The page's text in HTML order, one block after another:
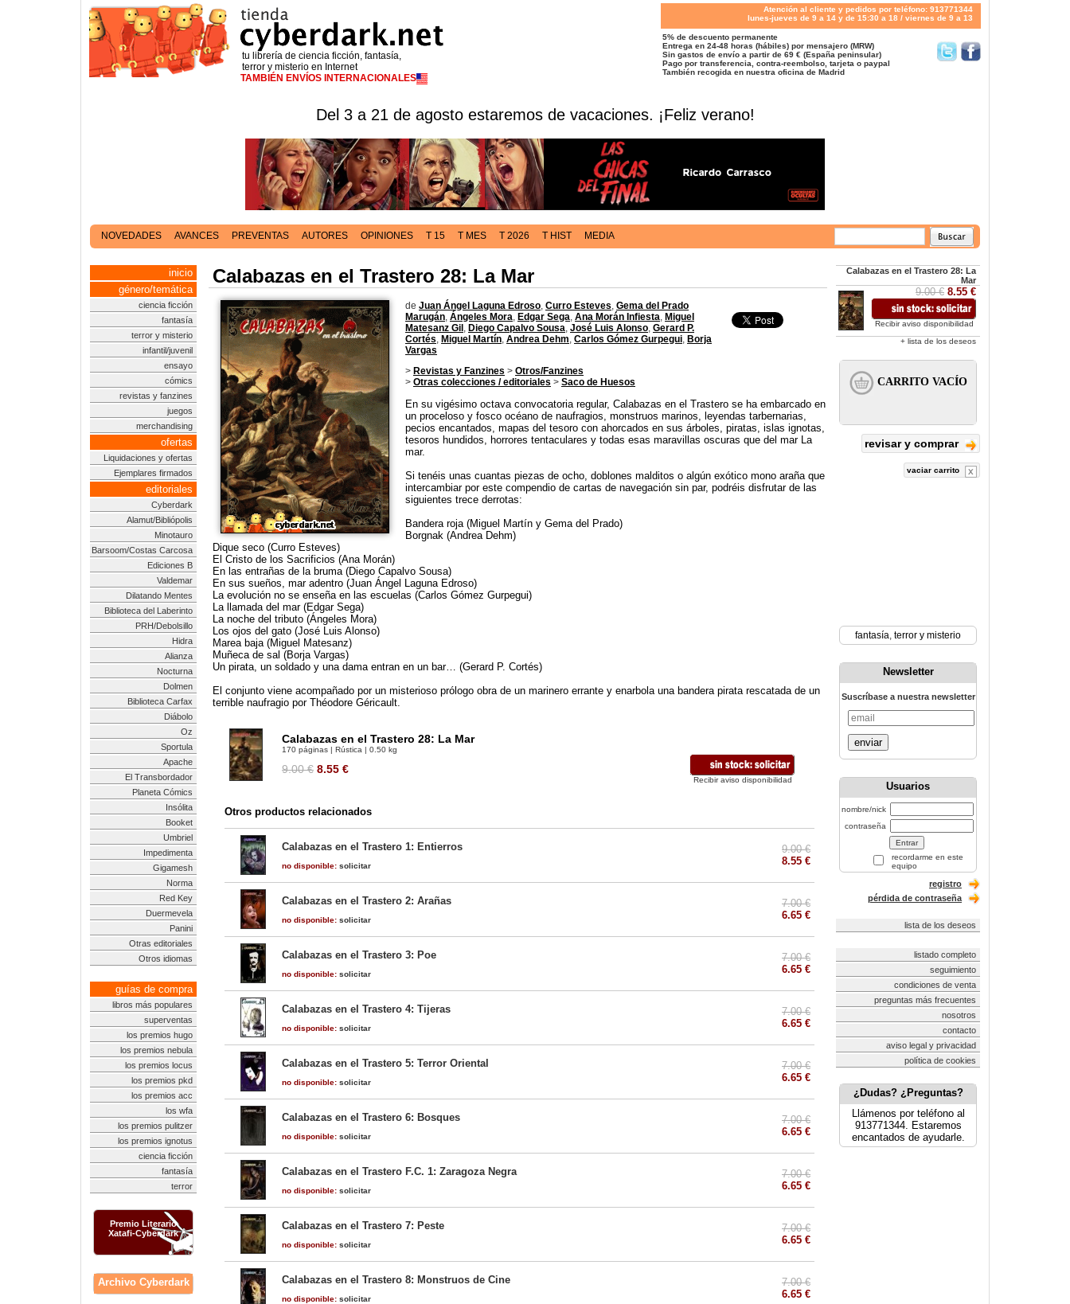
tu librería de ciencia ficción, fantasía,
terror y misterio en Internet
TAMBIÉN ENVÍOS INTERNACIONALES
Atención al cliente y pedidos por teléfono: 913771344
lunes-jueves de 9 a 14 y de 15:30 a 18 / viernes de 9 a 13
5% de descuento permanente
Entrega en 24-48 horas (hábiles) por mensajero (MRW)
Sin gastos de envío a partir de 69 € (España peninsular)
Pago por transferencia, contra-reembolso, tarjeta o paypal
También recogida en nuestra oficina de Madrid
Del 3 a 21 de agosto estaremos de vacaciones. ¡Feliz verano!
NOVEDADES AVANCES PREVENTAS AUTORES OPINIONES T 15 T MES T 2026 T HIST MEDIA
inicio
género/temática
ciencia ficción
fantasía
terror y misterio
infantil/juvenil
ensayo
cómics
revistas y fanzines
juegos
merchandising
ofertas
Liquidaciones y ofertas
Ejemplares firmados
editoriales
Cyberdark
Alamut/Bibliópolis
Minotauro
Barsoom/Costas Carcosa
Ediciones B
Valdemar
Dilatando Mentes
Biblioteca del Laberinto
PRH/Debolsillo
Hidra
Alianza
Nocturna
Dolmen
Biblioteca Carfax
Diábolo
Oz
Sportula
Apache
El Transbordador
Planeta Cómics
Insólita
Booket
Umbriel
Impedimenta
Gigamesh
Norma
Red Key
Duermevela
Panini
Otras editoriales
Otros idiomas
guías de compra
libros más populares
superventas
los premios hugo
los premios nebula
los premios locus
los premios pkd
los premios acc
los wfa
los premios pulitzer
los premios ignotus
ciencia ficción
fantasía
terror
Premio Literario
Xatafi-Cyberdark
Archivo Cyberdark
Calabazas en el Trastero 28: La Mar
de Juan Ángel Laguna Edroso, Curro Esteves, Gema del Prado
Marugán, Ángeles Mora, Edgar Sega, Ana Morán Infiesta, Miguel
Matesanz Gil , Diego Capalvo Sousa, José Luis Alonso, Gerard P.
Cortés, Miguel Martín, Andrea Dehm, Carlos Gómez Gurpegui, Borja
Vargas
> Revistas y Fanzines > Otros/Fanzines
> Otras colecciones / editoriales > Saco de Huesos
En su vigésimo octava convocatoria regular, Calabazas en el Trastero se ha embarcado en
un proceloso y fosco océano de naufragios, monstruos marinos, leyendas tarbernarias,
pecios encantados, mapas del tesoro con ahorcados en sus árboles, piratas, islas ignotas,
tesoros hundidos, horrores tentaculares y todas esas maravillas oscuras que del mar La
mar.
Si tenéis unas cuantas piezas de ocho, doblones malditos o algún exótico mono araña que
intercambiar por este compendio de cartas de navegación sin par, podréis disfrutar de las
siguientes trece derrotas:
Bandera roja (Miguel Martín y Gema del Prado)
Borgnak (Andrea Dehm)
Dique seco (Curro Esteves)
El Cristo de los Sacrificios (Ana Morán)
En las entrañas de la bruma (Diego Capalvo Sousa)
En sus sueños, mar adentro (Juan Ángel Laguna Edroso)
La evolución no se enseña en las escuelas (Carlos Gómez Gurpegui)
La llamada del mar (Edgar Sega)
La noche del tributo (Ángeles Mora)
Los ojos del gato (José Luis Alonso)
Marea baja (Miguel Matesanz)
Muñeca de sal (Borja Vargas)
Un pirata, un soldado y una dama entran en un bar… (Gerard P. Cortés)
El conjunto viene acompañado por un misterioso prólogo obra de un marinero errante y enarbola una bandera pirata rescatada de un
terrible naufragio por Théodore Géricault.
Calabazas en el Trastero 28: La Mar
170 páginas | Rústica | 0.50 kg
9.00 € 8.55 €
Recibir aviso disponibilidad
Otros productos relacionados
Calabazas en el Trastero 1: Entierros
no disponible: solicitar
9.00 €
8.55 €
Calabazas en el Trastero 2: Arañas
no disponible: solicitar
7.00 €
6.65 €
Calabazas en el Trastero 3: Poe
no disponible: solicitar
7.00 €
6.65 €
Calabazas en el Trastero 4: Tijeras
no disponible: solicitar
7.00 €
6.65 €
Calabazas en el Trastero 5: Terror Oriental
no disponible: solicitar
7.00 €
6.65 €
Calabazas en el Trastero 6: Bosques
no disponible: solicitar
7.00 €
6.65 €
Calabazas en el Trastero F.C. 1: Zaragoza Negra
no disponible: solicitar
7.00 €
6.65 €
Calabazas en el Trastero 7: Peste
no disponible: solicitar
7.00 €
6.65 €
Calabazas en el Trastero 8: Monstruos de Cine
no disponible: solicitar
7.00 €
6.65 €
Calabazas en el Trastero 28: La
Mar
9.00 € 8.55 €
Recibir aviso disponibilidad
+ lista de los deseos
revisar y comprar
vaciar carrito
fantasía, terror y misterio
Newsletter
Suscríbase a nuestra newsletter
enviar
Usuarios
nombre/nick
contraseña
recordarme en este
equipo
registro
pérdida de contraseña
lista de los deseos
listado completo
seguimiento
condiciones de venta
preguntas más frecuentes
nosotros
contacto
aviso legal y privacidad
política de cookies
¿Dudas? ¿Preguntas?
Llámenos por teléfono al
913771344. Estaremos
encantados de ayudarle.